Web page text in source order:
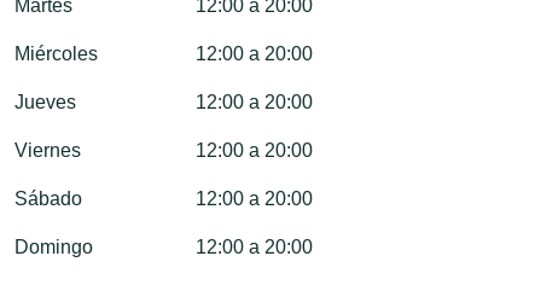
Martes 12:00 a 20:00
Miércoles 12:00 a 20:00
Jueves 12:00 a 20:00
Viernes 12:00 a 20:00
Sábado 12:00 a 20:00
Domingo 12:00 a 20:00